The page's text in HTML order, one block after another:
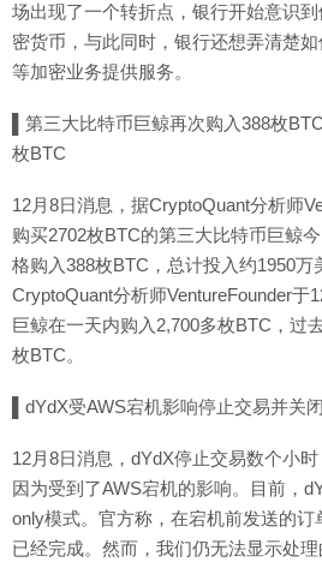
场出现了一个转折点，银行开始意识
密货币，与此同时，银行还想弄清楚
等加密业务提供服务。
▌第三大比特币巨鲸再次购入388枚
枚BTC
12月8日消息，据CryptoQuant分析师
购买2702枚BTC的第三大比特币巨鲸
格购入388枚BTC，总计投入约1950万
CryptoQuant分析师VentureFounder于
巨鲸在一天内购入2,700多枚BTC，过
枚BTC。
▌dYdX受AWS宕机影响停止交易并关
12月8日消息，dYdX停止交易数个小
因为受到了AWS宕机的影响。目前，
only模式。官方称，在宕机前发送的订
已经完成。然而，我们仍无法显示处